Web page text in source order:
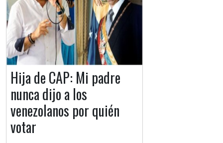
Hija de CAP: Mi padre
nunca dijo a los
venezolanos por quién
votar